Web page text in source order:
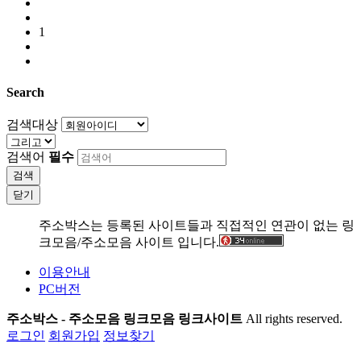
1
Search
검색대상
검색어 필수
검색
닫기
주소박스는 등록된 사이트들과 직접적인 연관이 없는 링
크모음/주소모음 사이트 입니다.
이용안내
PC버전
주소박스 - 주소모음 링크모음 링크사이트 All rights reserved.
로그인 회원가입 정보찾기